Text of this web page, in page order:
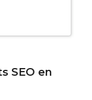
SEO en